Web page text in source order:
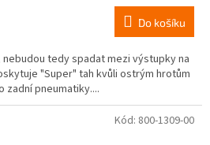
Do košíku
nebudou tedy spadat mezi výstupky na
"Super" tah kvůli ostrým hrotům
zadní pneumatiky....
Kód: 800-1309-00